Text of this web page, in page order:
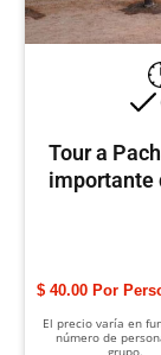
Tour a
importante
$ 40.00
El precio varía en
número de
grupo.